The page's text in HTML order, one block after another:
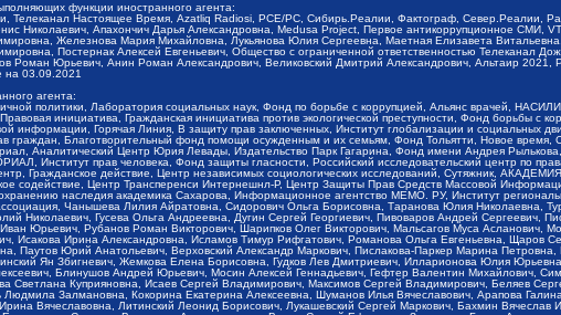
функции иностранного агента:
Телеканал Настоящее Время, Azatliq Radiosi, PCE/PC, Сибирь.Реалии, Фактограф, Север.Реалии,
Николаевич, Апахончич Дарья Александровна, Medusa Project, Первое антикоррупционное СМИ,
Железнова Мария Михайловна, Лукьянова Юлия Сергеевна, Маетная Елизавета
Постернак Алексей Евгеньевич, Общество с ограниченной ответственностью Телеканал
Роман Юрьевич, Анин Роман Александрович, Великовский Дмитрий Александрович, Альтаир 2021,
на 03.09.2021
агента:
политики, Лаборатория социальных наук, Фонд по борьбе с коррупцией, Альянс врачей,
инициатива, Гражданская инициатива против экологической преступности, Фонд борьбы с
информации, Горячая Линия, В защиту прав заключенных, Институт глобализации и
граждан, Благотворительный фонд помощи осужденным и их семьям, Фонд Тольятти, Новое время,
Аналитический Центр Юрия Левады, Издательство Парк Гагарина, Фонд имени Андрея
Институт прав человека, Фонд защиты гласности, Российский исследовательский центр по
Гражданское действие, Центр независимых социологических исследований, Сутяжник,
содействие, Центр Трансперенси Интернешнл-Р, Центр Защиты Прав Средств Массовой
наследия академика Сахарова, Информационное агентство МЕМО. РУ, Институт
Чанышева Лилия Айратовна, Сидорович Ольга Борисовна, Таранова Юлия Николаевна,
Николаевич, Гусева Ольга Андреевна, Дугин Сергей Георгиевич, Пивоваров Андрей Сергеевич,
Юрьевич, Рубанов Роман Викторович, Шарипков Олег Викторович, Мальсагов Муса Асланович,
Исакова Ирина Александровна, Исламов Тимур Рифгатович, Романова Ольга Евгеньевна, Щаров
Паутов Юрий Анатольевич, Верховский Александр Маркович, Пислакова-Паркер Марина
Ян Збигневич, Жемкова Елена Борисовна, Гудков Лев Дмитриевич, Илларионова Юлия
Блинушов Андрей Юрьевич, Мосин Алексей Геннадьевич, Гефтер Валентин Михайлович,
Куприяновна, Исаев Сергей Владимирович, Максимов Сергей Владимирович, Беляев
Залмановна, Кокорина Екатерина Алексеевна, Шуманов Илья Вячеславович, Арапова
Вячеславовна, Литинский Леонид Борисович, Лукашевский Сергей Маркович, Бахмин